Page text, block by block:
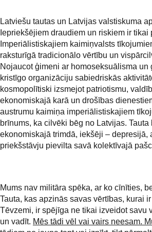
Latviešu tautas un Latvijas valstiskuma
Iepriekšējiem draudiem un riskiem ir
Imperiālistiskajiem kaimiņvalsts
raksturīgā tradicionālo vērtību un
Nojaucot ģimeni ar homoseksuālisma un
kristīgo organizāciju sabiedriskās
kosmopolītiski izsmejot patriotismu,
ekonomiskajā karā un drošības
austrumu kaimiņa imperiālistiskajiem
brīnums, ka cilvēki bēg no Latvijas.
ekonomiskajā trimdā, iekšēji – depresijā,
priekšstāvju pievilta savā kolektīvajā
Mums nav militāra spēka, ar ko cīnīties,
Tauta, kas apzinās savas vērtības, kurai
Tēvzemi, ir spējīga ne tikai izveidot savu
un vadīt. Mēs tādi vēl vai vairs neesam.